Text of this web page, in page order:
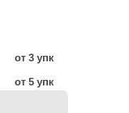
от 3 упк
от 5 упк